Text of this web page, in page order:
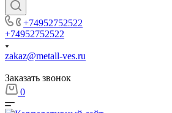
+74952752522
+74952752522
zakaz@metall-ves.ru
Заказать звонок
0